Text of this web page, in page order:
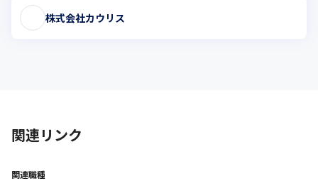
株式会社カウリス
関連リンク
関連職種